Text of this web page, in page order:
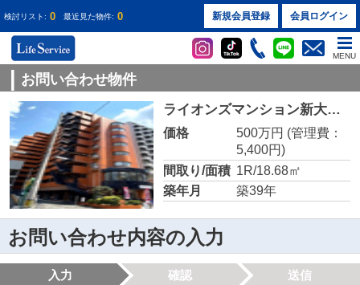
検討リスト: 0 最近見た物件: 0 新規会員登録 会員ログイン
MENU
お問い合わせ物件
ライオンズマンション新大阪第５
価格 500万円 (管理費：
5,400円)
間取り/面積 1R/18.68㎡
築年月
築39年
お問い合わせ内容の入力
入力 確認 送信